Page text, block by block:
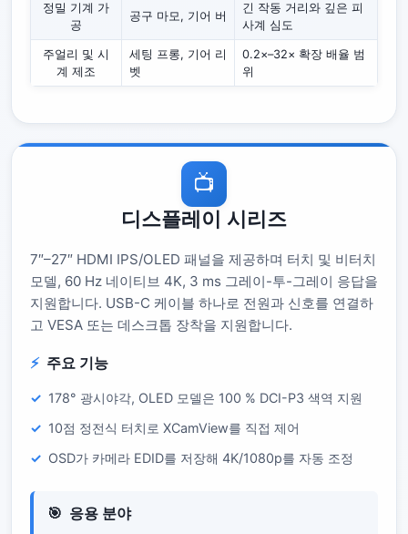
정밀 기계 가
공
공구 마모, 기어 버
긴 작동 거리와 깊은 피
사계 심도
주얼리 및 시
계 제조
세팅 프롱, 기어 리
벳
0.2×–32× 확장 배율 범
위
📺
디스플레이 시리즈
7″–27″ HDMI IPS/OLED 패널을 제공하며 터치 및 비터치
모델, 60 Hz 네이티브 4K, 3 ms 그레이-투-그레이 응답을
지원합니다. USB-C 케이블 하나로 전원과 신호를 연결하
고 VESA 또는 데스크톱 장착을 지원합니다.
주요 기능
178° 광시야각, OLED 모델은 100 % DCI-P3 색역 지원
10점 정전식 터치로 XCamView를 직접 제어
OSD가 카메라 EDID를 저장해 4K/1080p를 자동 조정
응용 분야